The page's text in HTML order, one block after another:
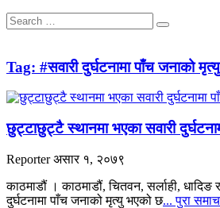
Tag: #सवारी दुर्घटनामा पाँच जनाको मृत्यु
छुट्टाछुट्टै स्थानमा भएका सवारी
Reporterअसार १, २०७९
काठमाडौं । काठमाडौं, चितवन, सर्लाही, धादिङ
दुर्घटनामा पाँच जनाको मृत्यु भएको छ... पुरा